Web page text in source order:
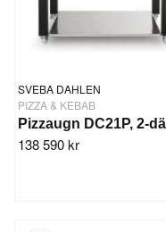
SVEBA DAHLEN
PIZZA & KEBAB
138 590 kr